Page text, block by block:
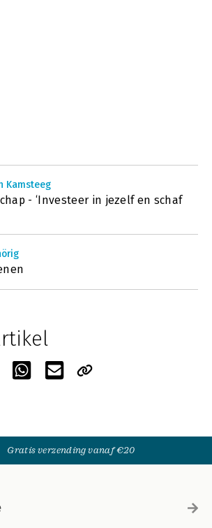
Kamsteeg
- ‘Investeer in jezelf en schaf
Gratis verzending vanaf €20